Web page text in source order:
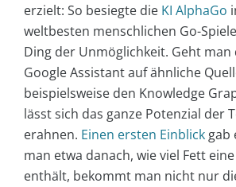
erzielt: So besiegte die KI AlphaGo
weltbesten menschlichen Go-
Ding der Unmöglichkeit. Geht man
Google Assistant auf ähnliche
beispielsweise den Knowledge
lässt sich das ganze Potenzial der
erahnen. Einen ersten Einblick gab
man etwa danach, wie viel Fett
enthält, bekommt man nicht nur